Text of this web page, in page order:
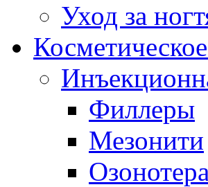
Уход за
Филлеры
Мезонити